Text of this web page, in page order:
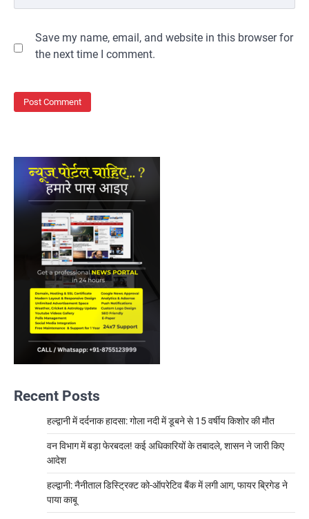
Save my name, email, and website in this browser for
the next time I comment.
Recent Posts
हल्द्वानी में दर्दनाक हादसा: गोला नदी में डूबने से 15 वर्षीय किशोर की मौत
वन विभाग में बड़ा फेरबदल! कई अधिकारियों के तबादले, शासन ने जारी किए
आदेश
हल्द्वानी: नैनीताल डिस्ट्रिक्ट को-ऑपरेटिव बैंक में लगी आग, फायर ब्रिगेड ने
पाया काबू